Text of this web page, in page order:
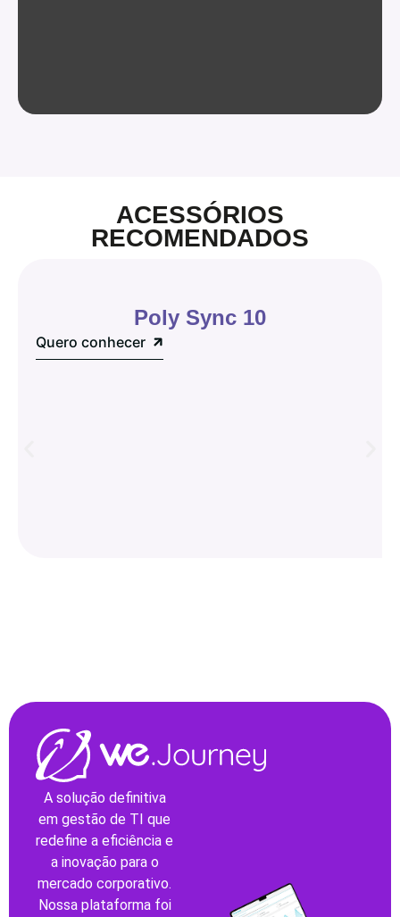
ACESSÓRIOS
RECOMENDADOS
Poly Sync 10
Quero conhecer
A solução definitiva
em gestão de TI que
redefine a eficiência e
a inovação para o
mercado corporativo.
Nossa plataforma foi